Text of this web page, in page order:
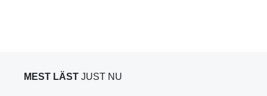
MEST LÄST JUST NU